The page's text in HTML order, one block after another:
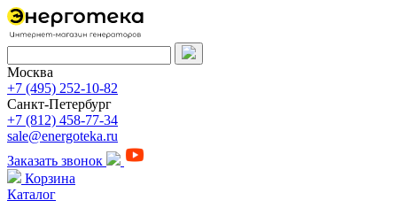
Москва
+7 (495) 252-10-82
Санкт-Петербург
+7 (812) 458-77-34
sale@energoteka.ru
Заказать звонок
Корзина
Каталог